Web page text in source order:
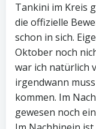
Tankini im Kreis
die offizielle
schon in sich.
Oktober noch
war ich natürlich
irgendwann
kommen. Im
gewesen noch